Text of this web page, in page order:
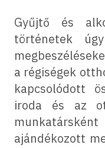
Gyűjtő és
történetek
a régiségek
kapcsolódott
iroda és az
ajándékozott